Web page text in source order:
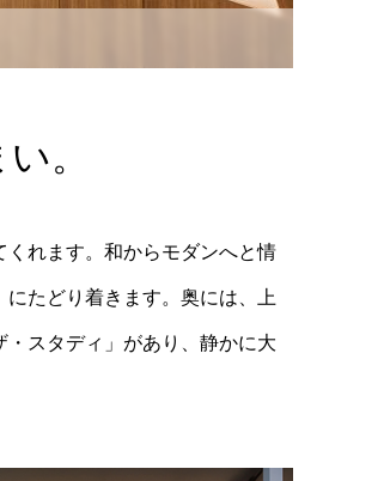
。
れます。和からモダンへと情
たどり着きます。奥には、上
スタディ」があり、静かに大